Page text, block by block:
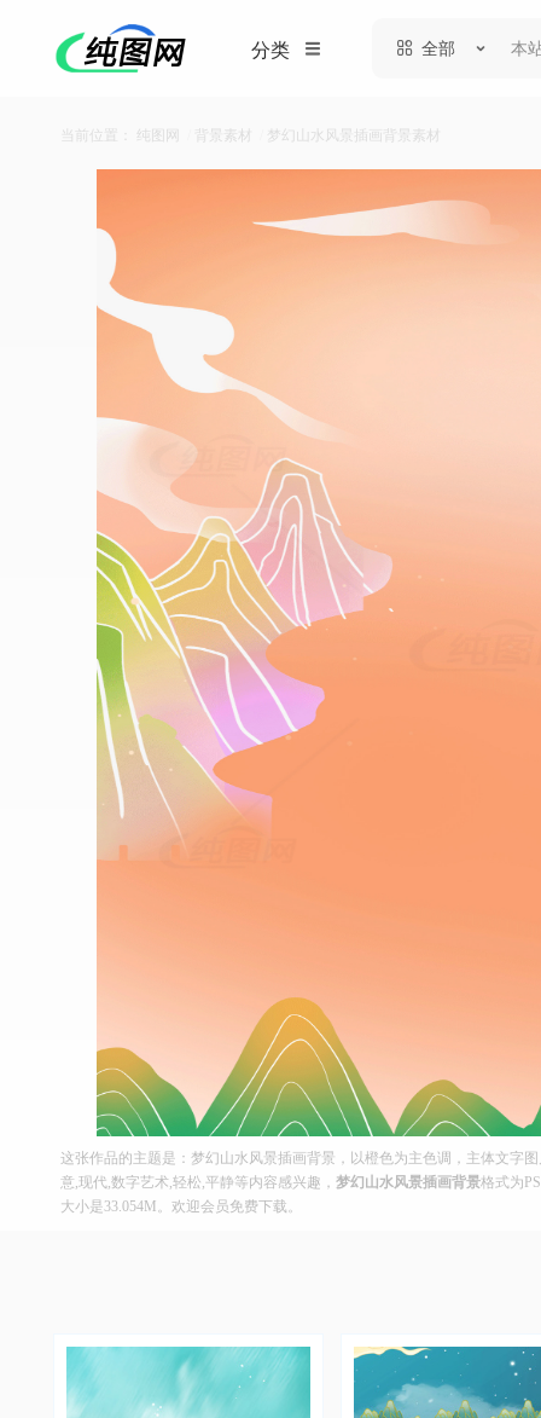
分类 全部
当前位置： 纯图网 背景素材 梦幻山水风景插画背景素材
这张作品的主题是：梦幻山水风景插画背景，以橙色为主色调，主体文字
意,现代,数字艺术,轻松,平静等内容感兴趣， 梦幻山水风景插画背景格式为
大小是33.054M。欢迎会员免费下载。